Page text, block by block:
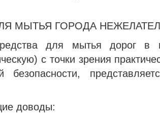
МЫТЬЯ ГОРОДА
для мытья дорог в
с точки зрения
безопасности,
доводы: